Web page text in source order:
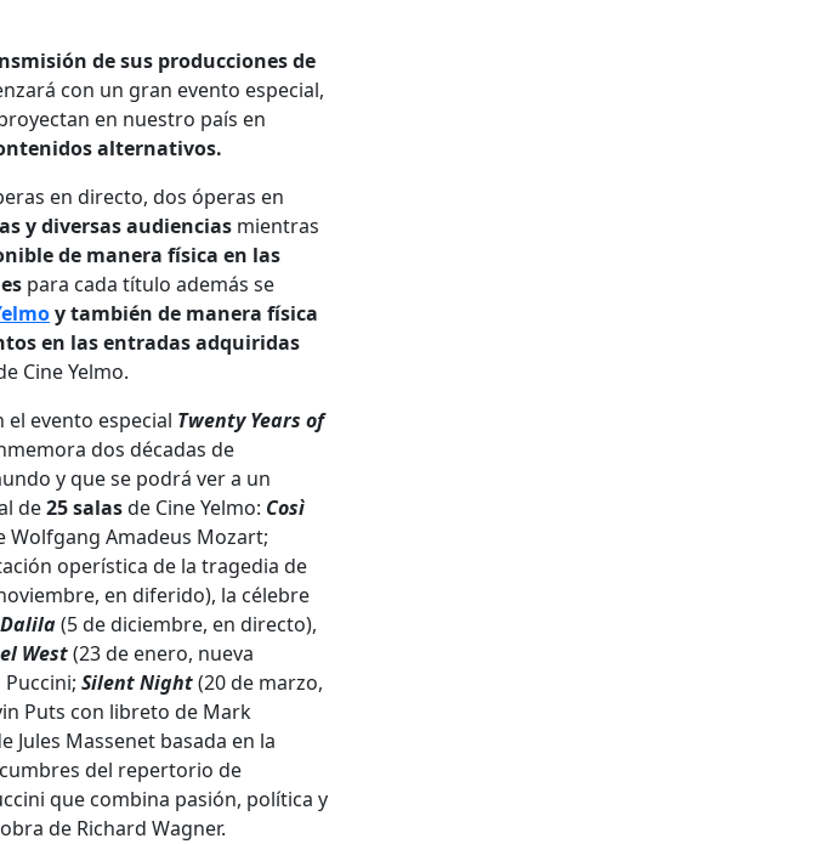
de sus producciones de
con un gran evento especial,
en nuestro país en
alternativos.
en directo, dos óperas en
y diversas audiencias mientras
de manera física en las
para cada título además se
y también de manera física
en las entradas adquiridas
Cine Yelmo.
el evento especial Twenty Years of
dos décadas de
y que se podrá ver a un
de25 salasde Cine Yelmo: Così
Wolfgang Amadeus Mozart;
operística de la tragedia de
en diferido), la célebre
(5 de diciembre, en directo),
West(23 de enero, nueva
Silent Night(20 de marzo,
Puts con libreto de Mark
Jules Massenet basada en la
del repertorio de
que combina pasión, política y
de Richard Wagner.